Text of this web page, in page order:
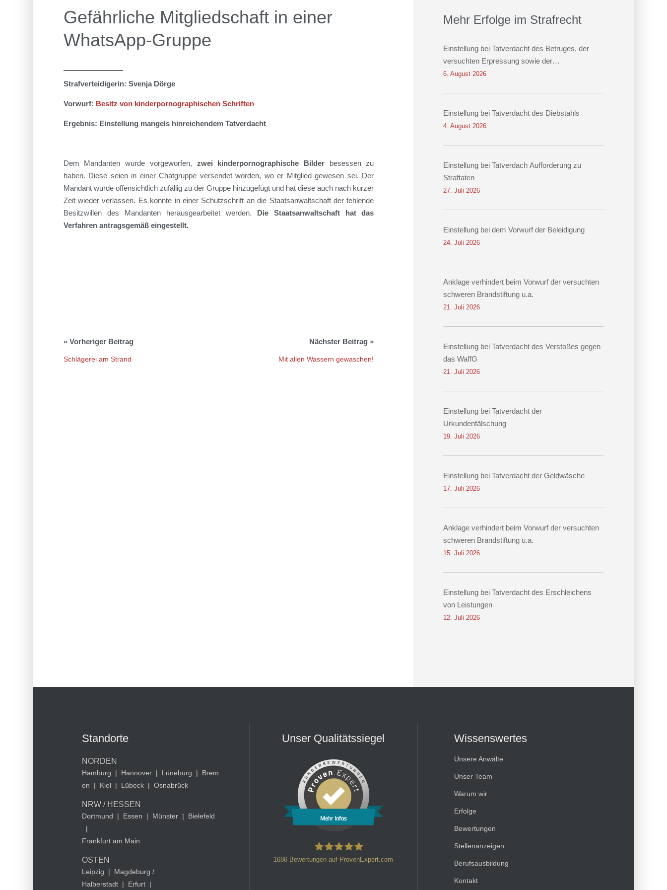
Gefährliche Mitgliedschaft in einer
WhatsApp-Gruppe
Strafverteidigerin: Svenja Dörge
Vorwurf: Besitz von kinderpornographischen Schriften
Ergebnis: Einstellung mangels hinreichendem Tatverdacht
Dem Mandanten wurde vorgeworfen, zwei kinderpornographische Bilder besessen zu
haben. Diese seien in einer Chatgruppe versendet worden, wo er Mitglied gewesen sei. Der
Mandant wurde offensichtlich zufällig zu der Gruppe hinzugefügt und hat diese auch nach kurzer
Zeit wieder verlassen. Es konnte in einer Schutzschrift an die Staatsanwaltschaft der fehlende
Besitzwillen des Mandanten herausgearbeitet werden.
Die Staatsanwaltschaft hat das
Verfahren antragsgemäß eingestellt.
Schlägerei am Strand Mit allen Wassern gewaschen!
Mehr Erfolge im Strafrecht
Einstellung bei Tatverdacht des Betruges, der
versuchten Erpressung sowie der
Datenveränderung
6. August 2026
Einstellung bei Tatverdacht des Diebstahls
4. August 2026
Einstellung bei Tatverdach Aufforderung zu
Straftaten
27. Juli 2026
Einstellung bei dem Vorwurf der Beleidigung
24. Juli 2026
Anklage verhindert beim Vorwurf der versuchten
schweren Brandstiftung u.a.
21. Juli 2026
Einstellung bei Tatverdacht des Verstoßes gegen
das WaffG
21. Juli 2026
Einstellung bei Tatverdacht der
Urkundenfälschung
19. Juli 2026
Einstellung bei Tatverdacht der Geldwäsche
17. Juli 2026
Anklage verhindert beim Vorwurf der versuchten
schweren Brandstiftung u.a.
15. Juli 2026
Einstellung bei Tatverdacht des Erschleichens
von Leistungen
12. Juli 2026
Standorte
NORDEN
Hamburg | Hannover | Lüneburg |
Brem
en
| Kiel | Lübeck | Osnabrück
NRW / HESSEN
Dortmund | Essen | Münster |
Bielefeld
|
Frankfurt am Main
OSTEN
Leipzig |
Magdeburg /
Halberstadt | Erfurt |
Unser Qualitätssiegel
Mehr Infos
1686 Bewertungen auf ProvenExpert.com
Wissenswertes
Unsere Anwälte
Unser Team
Warum wir
Erfolge
Bewertungen
Stellenanzeigen
Berufsausbildung
Kontakt